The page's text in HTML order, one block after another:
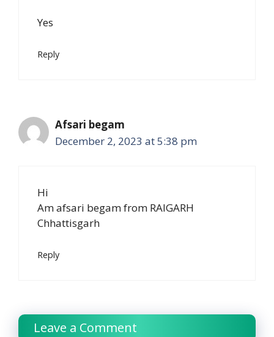
Yes
Reply
Afsari begam
December 2, 2023 at 5:38 pm
Hi
Am afsari begam from RAIGARH
Chhattisgarh
Reply
Leave a Comment